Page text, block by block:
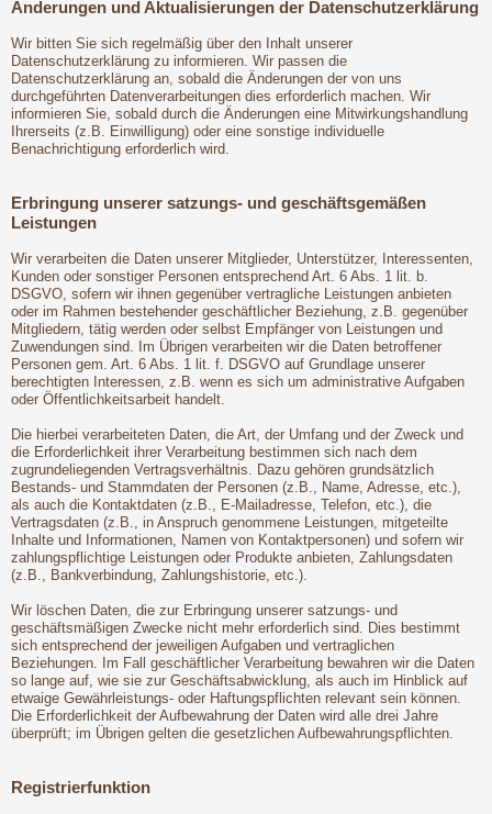
Änderungen und Aktualisierungen der Datenschutzerklärung
Wir bitten Sie sich regelmäßig über den Inhalt unserer
Datenschutzerklärung zu informieren. Wir passen die
Datenschutzerklärung an, sobald die Änderungen der von uns
durchgeführten Datenverarbeitungen dies erforderlich machen. Wir
informieren Sie, sobald durch die Änderungen eine Mitwirkungshandlung
Ihrerseits (z.B. Einwilligung) oder eine sonstige individuelle
Benachrichtigung erforderlich wird.
Erbringung unserer satzungs- und geschäftsgemäßen
Leistungen
Wir verarbeiten die Daten unserer Mitglieder, Unterstützer, Interessenten,
Kunden oder sonstiger Personen entsprechend Art. 6 Abs. 1 lit. b.
DSGVO, sofern wir ihnen gegenüber vertragliche Leistungen anbieten
oder im Rahmen bestehender geschäftlicher Beziehung, z.B. gegenüber
Mitgliedern, tätig werden oder selbst Empfänger von Leistungen und
Zuwendungen sind. Im Übrigen verarbeiten wir die Daten betroffener
Personen gem. Art. 6 Abs. 1 lit. f. DSGVO auf Grundlage unserer
berechtigten Interessen, z.B. wenn es sich um administrative Aufgaben
oder Öffentlichkeitsarbeit handelt.
Die hierbei verarbeiteten Daten, die Art, der Umfang und der Zweck und
die Erforderlichkeit ihrer Verarbeitung bestimmen sich nach dem
zugrundeliegenden Vertragsverhältnis. Dazu gehören grundsätzlich
Bestands- und Stammdaten der Personen (z.B., Name, Adresse, etc.),
als auch die Kontaktdaten (z.B., E-Mailadresse, Telefon, etc.), die
Vertragsdaten (z.B., in Anspruch genommene Leistungen, mitgeteilte
Inhalte und Informationen, Namen von Kontaktpersonen) und sofern wir
zahlungspflichtige Leistungen oder Produkte anbieten, Zahlungsdaten
(z.B., Bankverbindung, Zahlungshistorie, etc.).
Wir löschen Daten, die zur Erbringung unserer satzungs- und
geschäftsmäßigen Zwecke nicht mehr erforderlich sind. Dies bestimmt
sich entsprechend der jeweiligen Aufgaben und vertraglichen
Beziehungen. Im Fall geschäftlicher Verarbeitung bewahren wir die Daten
so lange auf, wie sie zur Geschäftsabwicklung, als auch im Hinblick auf
etwaige Gewährleistungs- oder Haftungspflichten relevant sein können.
Die Erforderlichkeit der Aufbewahrung der Daten wird alle drei Jahre
überprüft; im Übrigen gelten die gesetzlichen Aufbewahrungspflichten.
Registrierfunktion